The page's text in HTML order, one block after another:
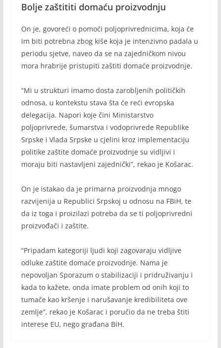
Bolje zaštititi domaću proizvodnju
On je, govoreći o pomoći poljoprivrednicima, koja će
im biti potrebna zbog kiše koja je intenzivno padala u
periodu sjetve, naveo da se na zajedničkom nivou
mora hrabrije pristupiti zaštiti domaće proizvodnje.
“Mi u strukturi imamo dosta zarobljenih političkih
odnosa, u kontekstu stava šta će reći evropska
delegacija. Napori koje čini Ministarstvo
poljoprivrede, šumarstva i vodoprivrede Republike
Srpske i Vlada Srpske u cjelini kroz implementaciju
politike zaštite domaće proizvodnje su vidljivi i
moraju biti nastavljeni zajednički”, rekao je Košarac.
On je istakao da je primarna proizvodnja mnogo
razvijenija u Republici Srpskoj u odnosu na FBiH, te
da iz toga i proizilazi potreba da se ti poljoprivredni
proizvođači i zaštite.
“Pripadam kategoriji ljudi koji zagovaraju vidljive
odluke zaštite domaće proizvodnje. Nama je
nepovoljan Sporazum o stabilizaciji i pridruživanju i
kada to kažete, onda imate problem od onih koji to
tumače kao kršenje i narušavanje kredibiliteta ove
zemlje”, rekao je Košarac i poručio da ne treba štiti
interese EU, nego građana BiH.